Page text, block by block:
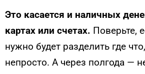
Это касается и наличных
картах или счетах. Поверьте,
нужно будет разделить где
непросто. А через полгода —